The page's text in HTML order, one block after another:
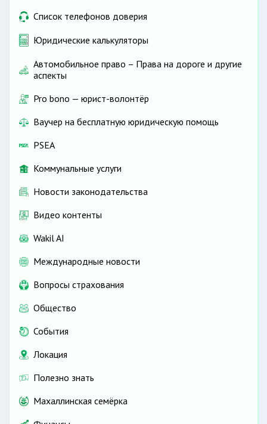
Список телефонов доверия
Юридические калькуляторы
Автомобильное право – Права на дороге и другие
аспекты
Pro bono — юрист-волонтёр
Ваучер на бесплатную юридическую помощь
PSEA
Коммунальные услуги
Новости законодательства
Видео контенты
Wakil AI
Международные новости
Вопросы страхования
Общество
События
Локация
Полезно знать
Махаллинская семёрка